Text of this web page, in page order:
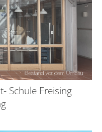
Schule Freising